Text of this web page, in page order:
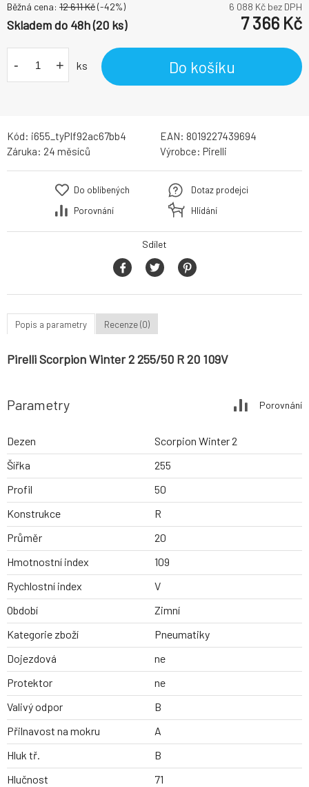
Běžná cena: 12 611Kč(-42%) 6 088 Kč bez DPH
Skladem do 48h (20 ks) 7 366 Kč
- + ks Do košíku
Kód: i655_tyPIf92ac67bb4 EAN: 8019227439694
Záruka: 24 měsíců Výrobce: Pirelli
Do oblíbených
Porovnání
Dotaz prodejci
Hlídání
Sdílet
Popis a parametry Recenze (0)
Pirelli Scorpion Winter 2 255/50 R 20 109V
Parametry Porovnání
Dezen
Scorpion Winter 2
Šířka
255
Profil
50
Konstrukce
R
Průměr
20
Hmotnostní index
109
Rychlostní index
V
Období
Zimní
Kategorie zboží
Pneumatiky
Dojezdová
ne
Protektor
ne
Valivý odpor
B
Přilnavost na mokru
A
Hluk tř.
B
Hlučnost
71